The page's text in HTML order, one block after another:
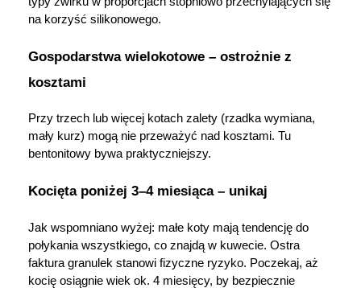
na korzyść silikonowego.
Gospodarstwa wielokotowe – ostrożnie z
kosztami
Przy trzech lub więcej kotach zalety (rzadka wymiana,
mały kurz) mogą nie przeważyć nad kosztami. Tu
bentonitowy bywa praktyczniejszy.
Kocięta poniżej 3–4 miesiąca – unikaj
Jak wspomniano wyżej: małe koty mają tendencję do
połykania wszystkiego, co znajdą w kuwecie. Ostra
faktura granulek stanowi fizyczne ryzyko. Poczekaj, aż
kocię osiągnie wiek ok. 4 miesięcy, by bezpiecznie